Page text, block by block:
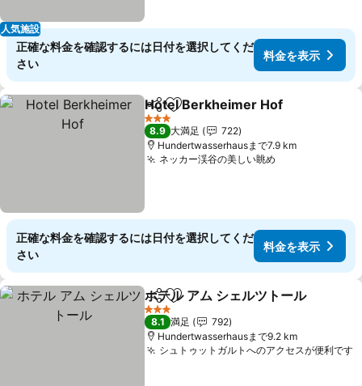
人気施設
正確な料金を確認するには日付を選択してくだ
さい
料金を表示
シェアお気に入りに追加
Hotel Berkheimer Hof
3 ホテルのランク
8.9 大満足
722
Hundertwasserhausまで7.9 km
ネッカー渓谷の美しい眺め
正確な料金を確認するには日付を選択してくだ
さい
料金を表示
シェアお気に入りに追加
ホテル アム シェルツトール
3 ホテルのランク
8.1 満足
792
Hundertwasserhausまで9.2 km
シュトゥットガルトへのアクセスが便利です